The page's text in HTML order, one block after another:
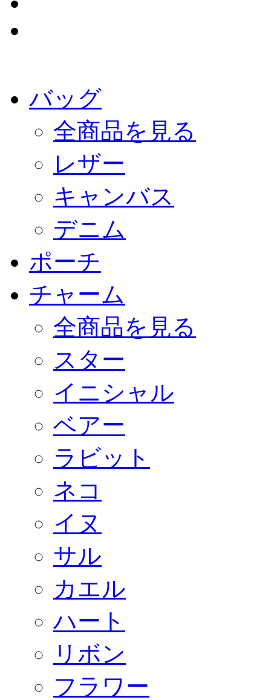
バッグ
全商品を見る
レザー
キャンバス
デニム
ポーチ
チャーム
全商品を見る
スター
イニシャル
ベアー
ラビット
ネコ
イヌ
サル
カエル
ハート
リボン
フラワー